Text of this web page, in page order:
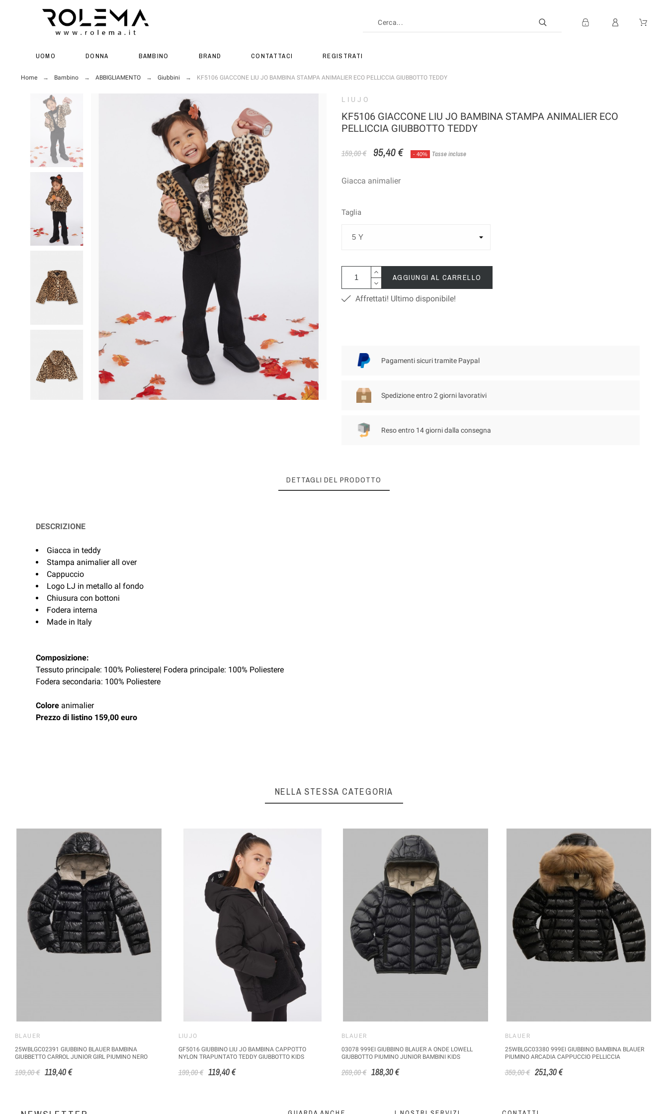
UOMO DONNA BAMBINO BRAND CONTATTACI REGISTRATI
Home Bambino ABBIGLIAMENTO Giubbini KF5106 GIACCONE LIU JO BAMBINA STAMPA ANIMALIER ECO PELLICCIA GIUBBOTTO TEDDY
LIUJO
KF5106 GIACCONE LIU JO BAMBINA STAMPA ANIMALIER ECO
PELLICCIA GIUBBOTTO TEDDY
159,00 € 95,40 € - 40% Tasse incluse
Giacca animalier
Taglia
AGGIUNGI AL CARRELLO
Affrettati! Ultimo disponibile!
Pagamenti sicuri tramite Paypal
Spedizione entro 2 giorni lavorativi
Reso entro 14 giorni dalla consegna
DETTAGLI DEL PRODOTTO
DESCRIZIONE
Giacca in teddy
Stampa animalier all over
Cappuccio
Logo LJ in metallo al fondo
Chiusura con bottoni
Fodera interna
Made in Italy
Composizione:
Tessuto principale: 100% Poliestere| Fodera principale: 100% Poliestere
Fodera secondaria: 100% Poliestere
Colore animalier
Prezzo di listino 159,00 euro
NELLA STESSA CATEGORIA
BLAUER
25WBLGC02391 GIUBBINO BLAUER BAMBINA
GIUBBETTO CARROL JUNIOR GIRL PIUMINO NERO
199,00 € 119,40 €
LIUJO
GF5016 GIUBBINO LIU JO BAMBINA CAPPOTTO
NYLON TRAPUNTATO TEDDY GIUBBOTTO KIDS
199,00 € 119,40 €
BLAUER
03078 999EI GIUBBINO BLAUER A ONDE LOWELL
GIUBBOTTO PIUMINO JUNIOR BAMBINI KIDS
269,00 € 188,30 €
BLAUER
25WBLGC03380 999EI GIUBBINO BAMBINA BLAUER
PIUMINO ARCADIA CAPPUCCIO PELLICCIA
359,00 € 251,30 €